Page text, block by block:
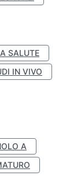
SALUTE
IN VIVO
A